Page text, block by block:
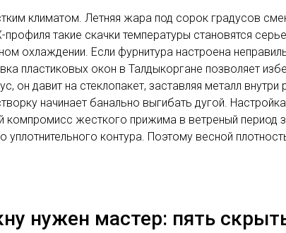
климатом. Летняя жара под сорок градусов
такие скачки температуры становятся
охлаждении. Если фурнитура настроена
пластиковых окон в Талдыкоргане позволяет
он давит на стеклопакет, заставляя металл
начинает банально выгибать дугой.
жесткого прижима в ветреный период
контура. Поэтому весной
нужен мастер: пять